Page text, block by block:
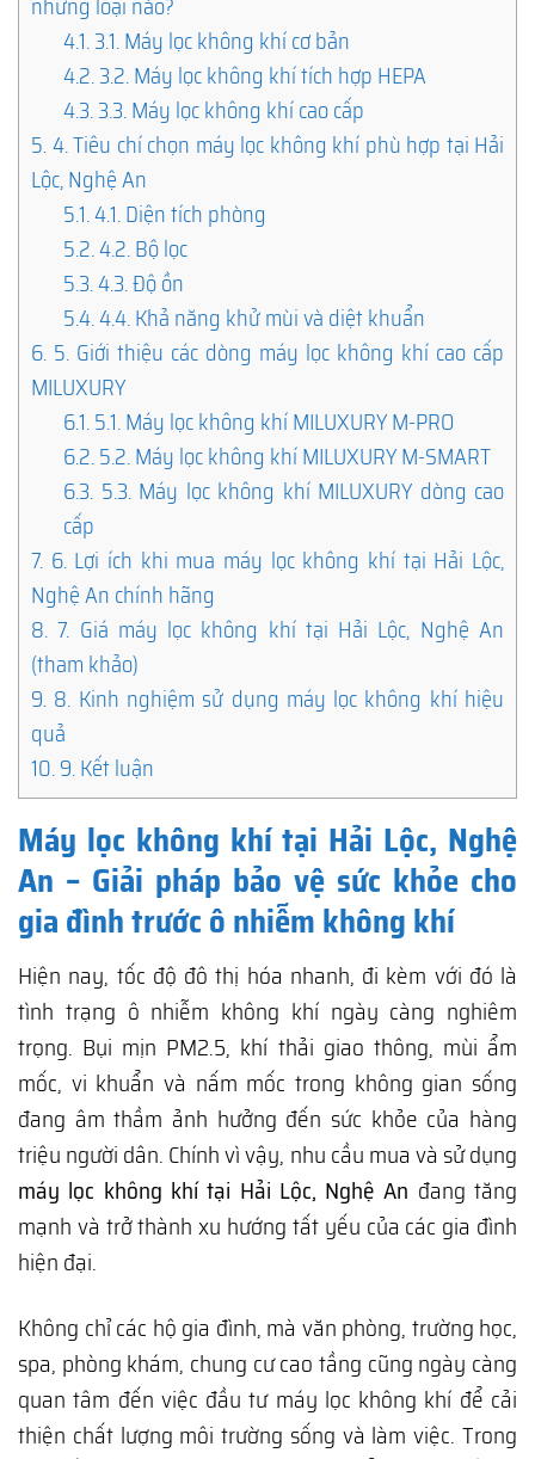
4.1.3.1. Máy lọc không khí cơ bản
4.2.3.2. Máy lọc không khí tích hợp HEPA
4.3.3.3. Máy lọc không khí cao cấp
5.4. Tiêu chí chọn máy lọc không khí phù hợp tại Hải
Lộc, Nghệ An
5.1.4.1. Diện tích phòng
5.2.4.2. Bộ lọc
5.3.4.3. Độ ồn
5.4.4.4. Khả năng khử mùi và diệt khuẩn
6. 5. Giới thiệu các dòng máy lọc không khí cao cấp
MILUXURY
6.1.5.1. Máy lọc không khí MILUXURY M-PRO
6.2.5.2. Máy lọc không khí MILUXURY M-SMART
6.3. 5.3. Máy lọc không khí MILUXURY dòng cao
cấp
7. 6. Lợi ích khi mua máy lọc không khí tại Hải Lộc,
Nghệ An chính hãng
8. 7. Giá máy lọc không khí tại Hải Lộc, Nghệ An
(tham khảo)
9. 8. Kinh nghiệm sử dụng máy lọc không khí hiệu
quả
10.9. Kết luận
Máy lọc không khí tại Hải Lộc, Nghệ
An – Giải pháp bảo vệ sức khỏe cho
gia đình trước ô nhiễm không khí
Hiện nay, tốc độ đô thị hóa nhanh, đi kèm với đó là
tình trạng ô nhiễm không khí ngày càng nghiêm
trọng. Bụi mịn PM2.5, khí thải giao thông, mùi ẩm
mốc, vi khuẩn và nấm mốc trong không gian sống
đang âm thầm ảnh hưởng đến sức khỏe của hàng
triệu người dân. Chính vì vậy, nhu cầu mua và sử dụng
máy lọc không khí tại Hải Lộc, Nghệ An đang tăng
mạnh và trở thành xu hướng tất yếu của các gia đình
hiện đại.
Không chỉ các hộ gia đình, mà văn phòng, trường học,
spa, phòng khám, chung cư cao tầng cũng ngày càng
quan tâm đến việc đầu tư máy lọc không khí để cải
thiện chất lượng môi trường sống và làm việc. Trong